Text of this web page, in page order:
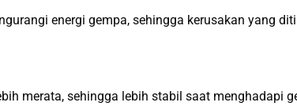
energi gempa, sehingga kerusakan yang
merata, sehingga lebih stabil saat menghadapi